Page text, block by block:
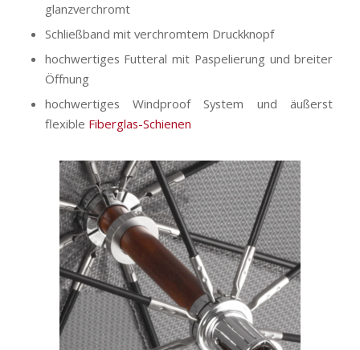
glanzverchromt
Schließband mit verchromtem Druckknopf
hochwertiges Futteral mit Paspelierung und breiter
Öffnung
hochwertiges Windproof System und äußerst
flexible Fiberglas-Schienen